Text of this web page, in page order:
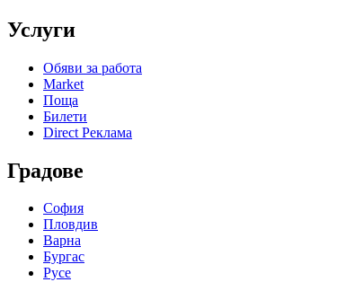
Услуги
Обяви за работа
Market
Поща
Билети
Direct Реклама
Градове
София
Пловдив
Варна
Бургас
Русе